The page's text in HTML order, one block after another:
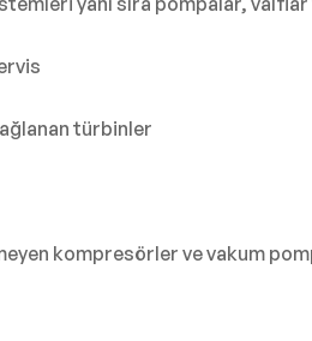
türbinler
kompresörler ve vakum